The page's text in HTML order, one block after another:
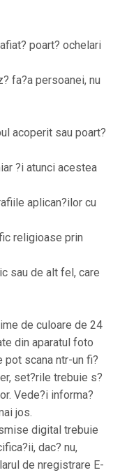
poart? ochelari
fa?a persoanei, nu
acoperit sau poart?
?i atunci acestea
aplican?ilor cu
religioase prin
sau de alt fel, care
de culoare de 24
din aparatul foto
pot scana ntr-un fi?
set?rile trebuie s?
Vede?i informa?
jos.
digital trebuie
dac? nu,
de nregistrare E-